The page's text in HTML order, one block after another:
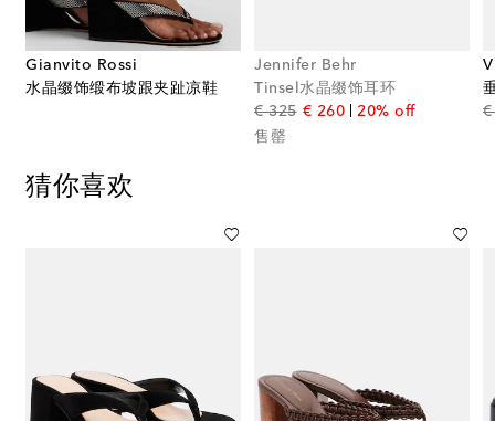
Gianvito Rossi
水晶缀饰缎布坡跟夹趾凉鞋
Jennifer Behr
Tinsel水晶缀饰耳环
€ 325original price
€ 260discount price
20% off
售罄
€
猜你喜欢